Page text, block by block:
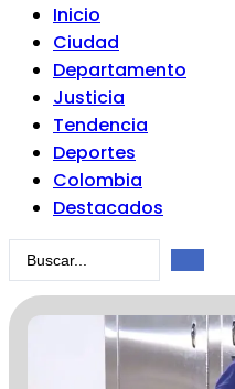
Inicio
Ciudad
Departamento
Justicia
Tendencia
Deportes
Colombia
Destacados
Search